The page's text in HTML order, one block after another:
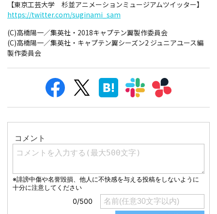
【東京工芸大学 杉並アニメーションミュージアムツイッター】
https://twitter.com/suginami_sam
(C)︎高橋陽一／集英社・2018キャプテン翼製作委員会
(C)︎高橋陽一／集英社・キャプテン翼シーズン2 ジュニアユース編
製作委員会